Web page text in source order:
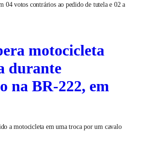
04 votos contrários ao pedido de tutela e 02 a
motocicleta
durante
na BR-222, em
a motocicleta em uma troca por um cavalo